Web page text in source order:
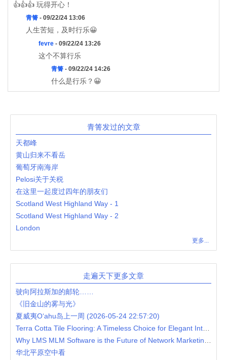
👍👍👍 玩得开心！
青箐 - 09/22/24 13:06
人生苦短，及时行乐😀
fevre - 09/22/24 13:26
这个不算行乐
青箐 - 09/22/24 14:26
什么是行乐？😀
青箐发过的文章
天都峰
黄山归来不看岳
葡萄牙南海岸
Pelosi关于关税
在这里一起度过四年的朋友们
Scotland West Highland Way - 1
Scotland West Highland Way - 2
London
更多...
走遍天下更多文章
驶向阿拉斯加的邮轮……
《旧金山的雾与光》
夏威夷O‘ahu岛上一周 (2026-05-24 22:57:20)
Terra Cotta Tile Flooring: A Timeless Choice for Elegant Interiors
Why LMS MLM Software is the Future of Network Marketing Growth
华北平原空中看